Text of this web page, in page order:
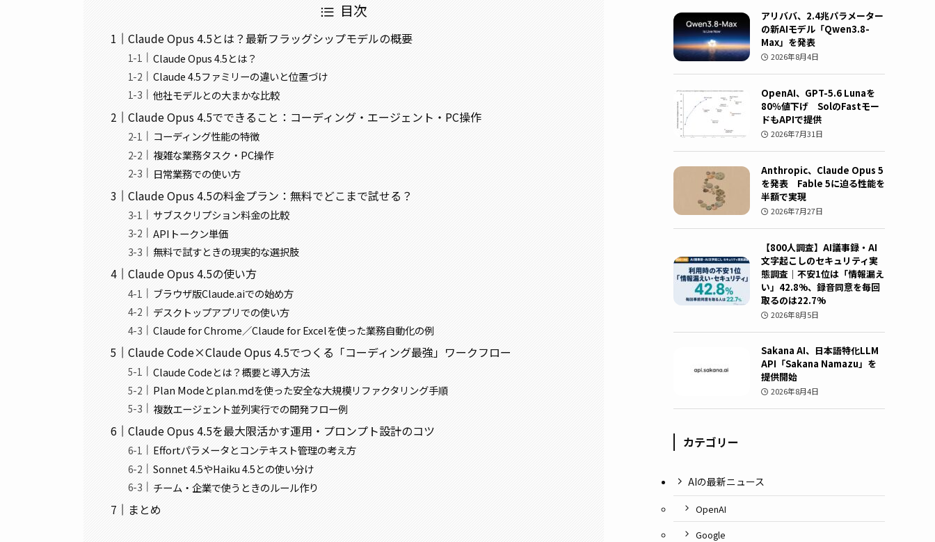
目次
Claude Opus 4.5とは？最新フラッグシップモデルの概要
Claude Opus 4.5とは？
Claude 4.5ファミリーの違いと位置づけ
他社モデルとの大まかな比較
Claude Opus 4.5でできること：コーディング・エージェント・PC操作
コーディング性能の特徴
複雑な業務タスク・PC操作
日常業務での使い方
Claude Opus 4.5の料金プラン：無料でどこまで試せる？
サブスクリプション料金の比較
APIトークン単価
無料で試すときの現実的な選択肢
Claude Opus 4.5の使い方
ブラウザ版Claude.aiでの始め方
デスクトップアプリでの使い方
Claude for Chrome／Claude for Excelを使った業務自動化の例
Claude Code×Claude Opus 4.5でつくる「コーディング最強」ワークフロー
Claude Codeとは？概要と導入方法
Plan Modeとplan.mdを使った安全な大規模リファクタリング手順
複数エージェント並列実行での開発フロー例
Claude Opus 4.5を最大限活かす運用・プロンプト設計のコツ
Effortパラメータとコンテキスト管理の考え方
Sonnet 4.5やHaiku 4.5との使い分け
チーム・企業で使うときのルール作り
まとめ
アリババ、2.4兆パラメーター
の新AIモデル「Qwen3.8-
Max」を発表
2026年8月4日
OpenAI、GPT-5.6 Lunaを
80％値下げ SolのFastモー
ドもAPIで提供
2026年7月31日
Anthropic、Claude Opus 5
を発表 Fable 5に迫る性能を
半額で実現
2026年7月27日
【800人調査】AI議事録・AI
文字起こしのセキュリティ実
態調査｜不安1位は「情報漏え
い」42.8%、録音同意を毎回
取るのは22.7%
2026年8月5日
Sakana AI、日本語特化LLM
API「Sakana Namazu」を
提供開始
2026年8月4日
カテゴリー
AIの最新ニュース
OpenAI
Google